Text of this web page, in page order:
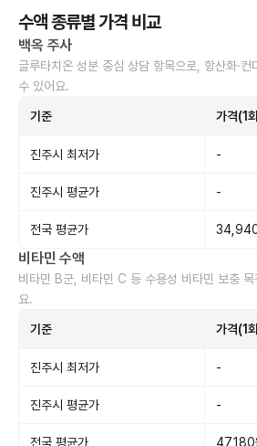
수액 종류별 가격 비교
백옥 주사
글루타치온 성분 중심 상담 항목으로, 항산화·
수 있어요.
기준 가격(1
진주시 최저가 -
진주시 평균가 -
전국 평균가
비타민 수액
비타민 B군, 비타민 C 등 수용성 비타민 보충 목
요.
기준 가격(1
진주시 최저가 -
진주시 평균가 -
전국 평균가 47,180